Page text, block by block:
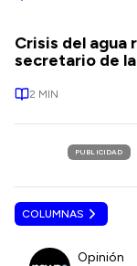
Crisis del agua
secretario de
2 MIN
PUBLICIDAD
COLUMNAS
Opinión